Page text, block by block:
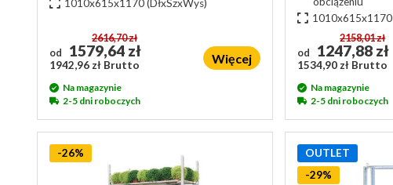
1010x615x1170(DłxSzxWys)
od
2616,70 zł
1579,64 zł
1942,96 zł Brutto Więcej
Na magazynie
2-5 dni roboczych
1010x615x1170
od
2158,01 zł
1247,88 zł
1534,90 zł Brutto
Na magazynie
2-5 dni roboczych
-26%
OUTLET
-29%